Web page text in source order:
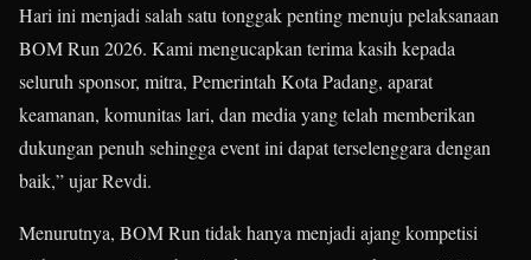
Hari ini menjadi salah satu tonggak penting menuju pelaksanaan
BOM Run 2026. Kami mengucapkan terima kasih kepada
seluruh sponsor, mitra, Pemerintah Kota Padang, aparat
keamanan, komunitas lari, dan media yang telah memberikan
dukungan penuh sehingga event ini dapat terselenggara dengan
baik,” ujar Revdi.
Menurutnya, BOM Run tidak hanya menjadi ajang kompetisi